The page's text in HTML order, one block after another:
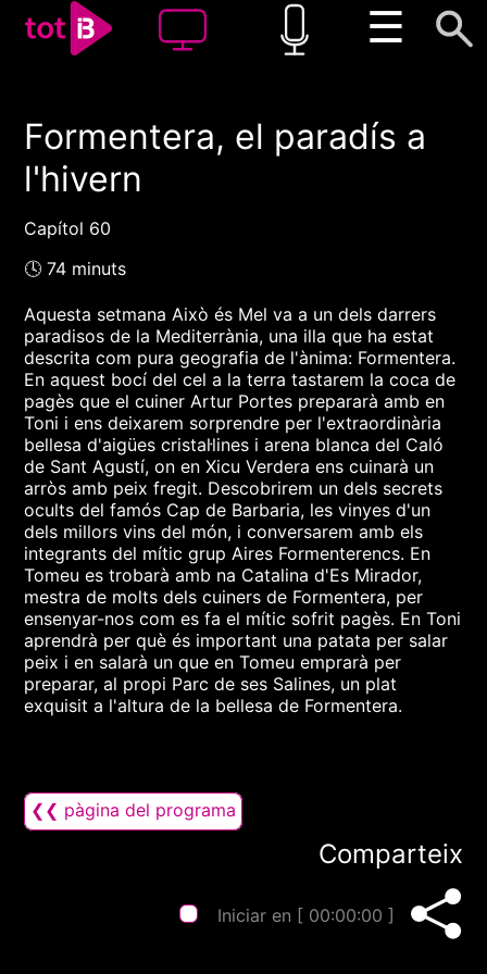
☰
00:00 00:00
Formentera, el paradís a
l'hivern
Capítol 60
🕓 74 minuts
Aquesta setmana Això és Mel va a un dels darrers
paradisos de la Mediterrània, una illa que ha estat
descrita com pura geografia de l'ànima: Formentera.
En aquest bocí del cel a la terra tastarem la coca de
pagès que el cuiner Artur Portes prepararà amb en
Toni i ens deixarem sorprendre per l'extraordinària
bellesa d'aigües cristal·lines i arena blanca del Caló
de Sant Agustí, on en Xicu Verdera ens cuinarà un
arròs amb peix fregit. Descobrirem un dels secrets
ocults del famós Cap de Barbaria, les vinyes d'un
dels millors vins del món, i conversarem amb els
integrants del mític grup Aires Formenterencs. En
Tomeu es trobarà amb na Catalina d'Es Mirador,
mestra de molts dels cuiners de Formentera, per
ensenyar-nos com es fa el mític sofrit pagès. En Toni
aprendrà per què és important una patata per salar
peix i en salarà un que en Tomeu emprarà per
preparar, al propi Parc de ses Salines, un plat
exquisit a l'altura de la bellesa de Formentera.
❮❮ pàgina del programa
Comparteix
Iniciar en [ 00:00:00 ]